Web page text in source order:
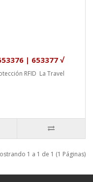
| 653377 √
RFID La Travel
1 a 1 de 1 (1 Páginas)